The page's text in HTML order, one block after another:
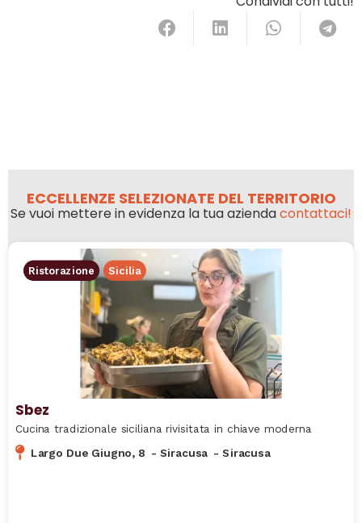
ECCELLENZE SELEZIONATE DEL TERRITORIO
Se vuoi mettere in evidenza la tua aziendacontattaci!
Ristorazione Sicilia
Sbez
Cucina tradizionale siciliana rivisitata in chiave moderna
Largo Due Giugno, 8 - Siracusa - Siracusa